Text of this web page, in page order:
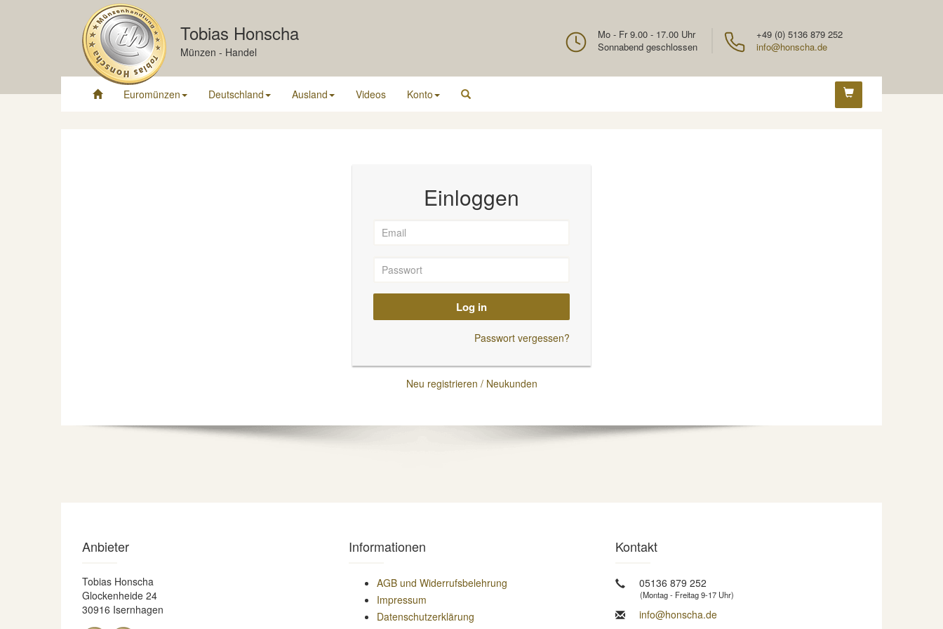
Tobias Honscha
Münzen - Handel
+49 (0) 5136 879 252
info@honscha.de
Mo - Fr 9.00 - 17.00 Uhr
Sonnabend geschlossen
Euromünzen Deutschland Ausland Videos Konto
Einloggen
Log in
Passwort vergessen?
Neu registrieren / Neukunden
Anbieter
Tobias Honscha
Glockenheide 24
30916 Isernhagen
Informationen
AGB und Widerrufsbelehrung
Impressum
Datenschutzerklärung
Kontakt
05136 879 252
(Montag - Freitag 9-17 Uhr)
info@honscha.de